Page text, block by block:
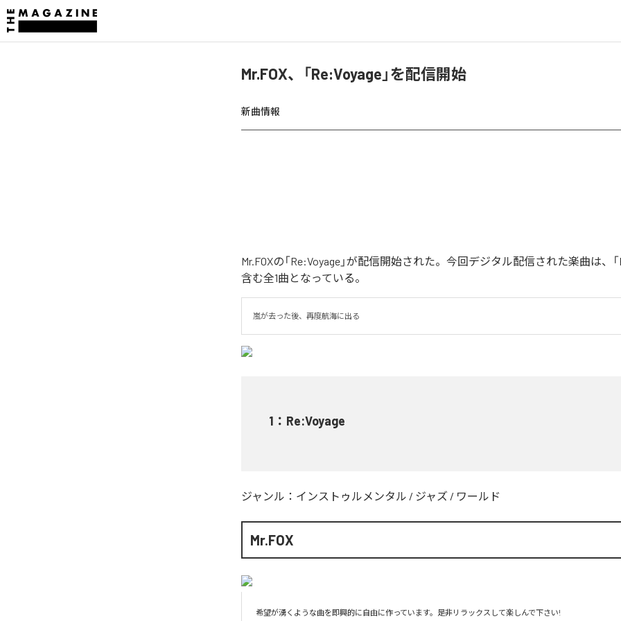
Mr.FOX、「Re:Voyage」を配信開始
新曲情報
Mr.FOXの「Re:Voyage」が配信開始された。今回デジタル配信された楽曲は、「
含む全1曲となっている。
嵐が去った後、再度航海に出る
1 ： Re:Voyage
ジャンル： インストゥルメンタル / ジャズ / ワールド
Mr.FOX
希望が湧くような曲を即興的に自由に作っています。是非リラックスして楽しんで下さい!